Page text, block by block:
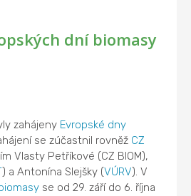
dní biomasy
zahájeny Evropské dny
se zúčastnil rovněž CZ
Vlasty Petříkové (CZ BIOM),
) a Antonína Slejšky (VÚRV). V
se od 29. září do 6. října